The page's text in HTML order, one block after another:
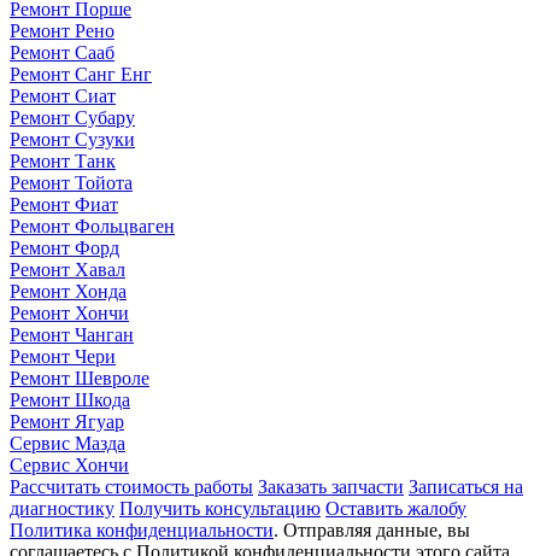
Ремонт Порше
Ремонт Рено
Ремонт Сааб
Ремонт Санг Енг
Ремонт Сиат
Ремонт Субару
Ремонт Сузуки
Ремонт Танк
Ремонт Тойота
Ремонт Фиат
Ремонт Фольцваген
Ремонт Форд
Ремонт Хавал
Ремонт Хонда
Ремонт Хончи
Ремонт Чанган
Ремонт Чери
Ремонт Шевроле
Ремонт Шкода
Ремонт Ягуар
Сервис Мазда
Сервис Хончи
Рассчитать стоимость работы Заказать запчасти Записаться на
диагностику Получить консультацию Оставить жалобу
Политика конфиденциальности. Отправляя данные, вы
соглашаетесь с Политикой конфиденциальности этого сайта.